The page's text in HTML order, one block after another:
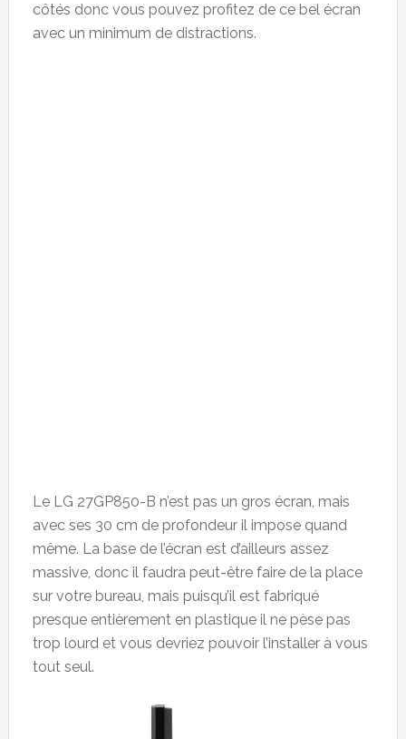
côtés donc vous pouvez profitez de ce bel écran
avec un minimum de distractions.
Le LG 27GP850-B n’est pas un gros écran, mais
avec ses 30 cm de profondeur il impose quand
même. La base de l’écran est d’ailleurs assez
massive, donc il faudra peut-être faire de la place
sur votre bureau, mais puisqu’il est fabriqué
presque entièrement en plastique il ne pèse pas
trop lourd et vous devriez pouvoir l’installer à vous
tout seul.